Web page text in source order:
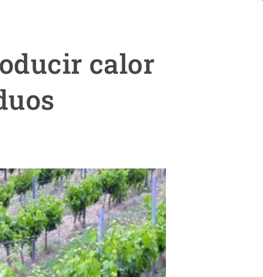
calor
Recursos Humanos
académicas
PF
másteres y doctorado
crecer
carrera
y actividades internas
formación
Haz ciencia con nosotros